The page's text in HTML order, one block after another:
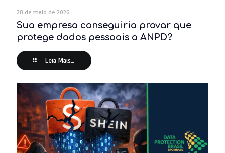
28 de maio de 2026
Sua empresa conseguiria provar que
protege dados pessoais a ANPD?
Leia Mais...